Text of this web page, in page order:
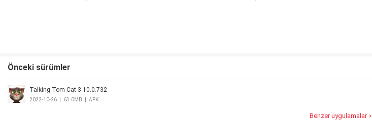
Önceki sürümler
Talking Tom Cat 3.10.0.732
2022-10-26 63.0MB APK
Benzer uygulamalar